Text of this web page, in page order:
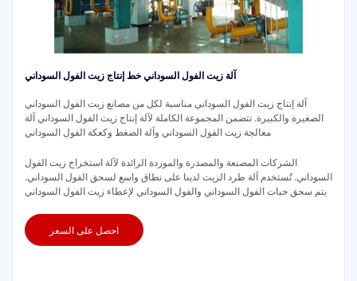
آلة زيت الفول السوداني خط إنتاج زيت الفول السوداني
آلة إنتاج زيت الفول السوداني مناسبة لكل من مصانع زيت الفول السوداني
الصغيرة والكبيرة. تتضمن المجموعة الكاملة لآلة إنتاج زيت الفول السوداني آلة
معالجة زيت الفول السوداني وآلة الضغط وكعكة الفول السوداني
الشركات المصنعة والمصدرة والموردة الرائدة لآلة استخراج زيت الفول
السوداني. تُستخدم آلة طرد الزيت لدينا على نطاق واسع لسحق الفول السوداني.
يتم سحق حبات الفول السوداني والفول السوداني لإعطاء زيت الفول السوداني
احصل على السعر